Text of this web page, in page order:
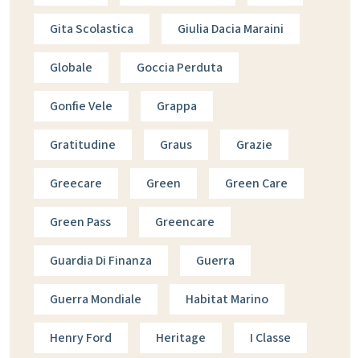
Gita Scolastica Giulia Dacia Maraini
Globale Goccia Perduta
Gonfie Vele Grappa
Gratitudine Graus Grazie
Greecare Green Green Care
Green Pass Greencare
Guardia Di Finanza Guerra
Guerra Mondiale Habitat Marino
Henry Ford Heritage I Classe